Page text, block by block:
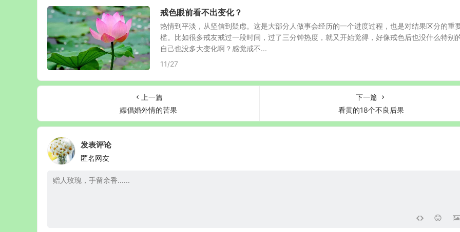
戒色眼前看不出变化？
热情到平淡，从坚信到疑虑。这是大部分人做事会经历的一个进度过程，也是对结果区分的重
槛。比如很多戒友戒过一段时间，过了三分钟热度，就又开始觉得，好像戒色后也没什么特别
自己也没多大变化啊？感觉戒不...
11/27
上一篇
嫖倡婚外情的苦果
下一篇
看黄的18个不良后果
发表评论
匿名网友